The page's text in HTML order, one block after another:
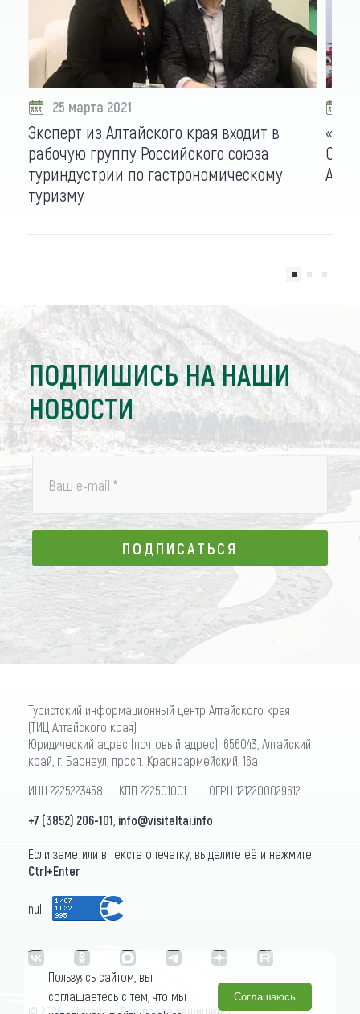
25 марта 2021
Эксперт из Алтайского края входит в
рабочую группу Российского союза
туриндустрии по гастрономическому
туризму
ПОДПИШИСЬ НА НАШИ
НОВОСТИ
Ваш e-mail *
ПОДПИСАТЬСЯ
ПОДПИСАТЬСЯ
Туристский информационный центр Алтайского края
(ТИЦ Алтайского края)
Юридический адрес (почтовый адрес): 656043, Алтайский
край, г. Барнаул, просп. Красноармейский, 16а
ИНН 2225223458 КПП 222501001 ОГРН 1212200029612
+7 (3852) 206-101 info@visitaltai.info
Если заметили в тексте опечатку, выделите её и нажмите
Ctrl+Enter
null
Пользуясь сайтом, вы
соглашаетесь с тем, что мы
Соглашаюсь